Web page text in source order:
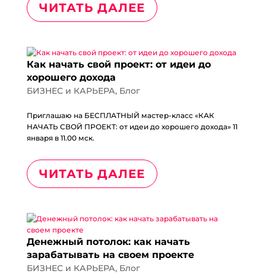
ЧИТАТЬ ДАЛЕЕ
Как начать свой проект: от идеи до
хорошего дохода
БИЗНЕС и КАРЬЕРА, Блог
Приглашаю на БЕСПЛАТНЫЙ мастер-класс «КАК
НАЧАТЬ СВОЙ ПРОЕКТ: от идеи до хорошего дохода» 11
января в 11.00 мск.
ЧИТАТЬ ДАЛЕЕ
Денежный потолок: как начать
зарабатывать на своем проекте
БИЗНЕС и КАРЬЕРА, Блог